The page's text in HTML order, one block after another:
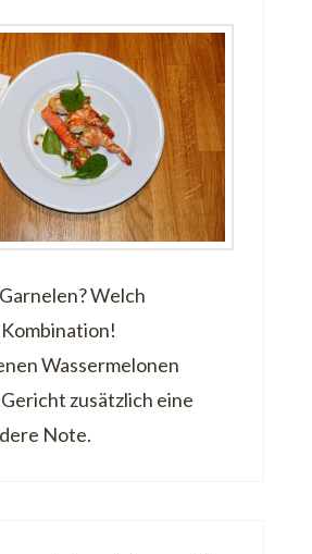
Welch
Wassermelonen
zusätzlich eine
Note.